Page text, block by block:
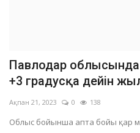
Павлодар
+3 градусқа дейін
Ақпан 21, 2023 0 138
Облыс бойынша апта бойы қар